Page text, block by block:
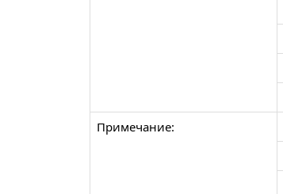
Примечание: